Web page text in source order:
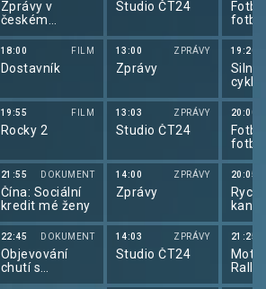
Zprávy v
českém
znakovém
jazyce
18:00 FILM
Dostavník
19:55 FILM
Rocky 2
21:55 DOKUMENT
Čína: Sociální
kredit mé ženy
22:45 DOKUMENT
Objevování
chutí s
Gordonem
Studio ČT24
13:00 ZPRÁVY
Zprávy
13:03 ZPRÁVY
Studio ČT24
14:00 ZPRÁVY
Zprávy
14:03 ZPRÁVY
Studio ČT24
2026
19:20
de
20:00
2026
20:05
v
2026
21:25
Rally